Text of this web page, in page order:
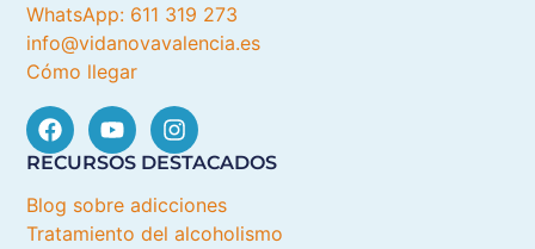
WhatsApp: 611 319 273
info@vidanovavalencia.es
Cómo llegar
RECURSOS DESTACADOS
Blog sobre adicciones
Tratamiento del alcoholismo